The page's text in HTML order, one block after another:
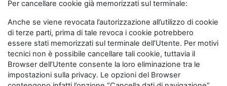
Per cancellare cookie già memorizzati sul terminale:
Anche se viene revocata l’autorizzazione all’utilizzo di cookie
di terze parti, prima di tale revoca i cookie potrebbero
essere stati memorizzati sul terminale dell’Utente. Per motivi
tecnici non è possibile cancellare tali cookie, tuttavia il
Browser dell’Utente consente la loro eliminazione tra le
impostazioni sulla privacy. Le opzioni del Browser